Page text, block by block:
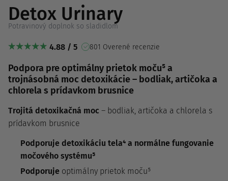
Detox Urinary
Potravinový doplnok so sladidlom
4.88 / 5 801 Overené recenzie
Podpora pre optimálny prietok moču⁵ a
trojnásobná moc detoxikácie – bodliak, artičoka a
chlorela s prídavkom brusnice
Trojitá detoxikačná moc – bodliak, artičoka a chlorela s
prídavkom brusnice
Podporuje detoxikáciu tela⁴ a normálne fungovanie
močového systému⁵
Podporuje optimálny prietok moču⁵